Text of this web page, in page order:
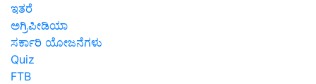
ಇತರೆ
ಅಗ್ರಿಪೀಡಿಯಾ
ಸರ್ಕಾರಿ ಯೋಜನೆಗಳು
Quiz
FTB